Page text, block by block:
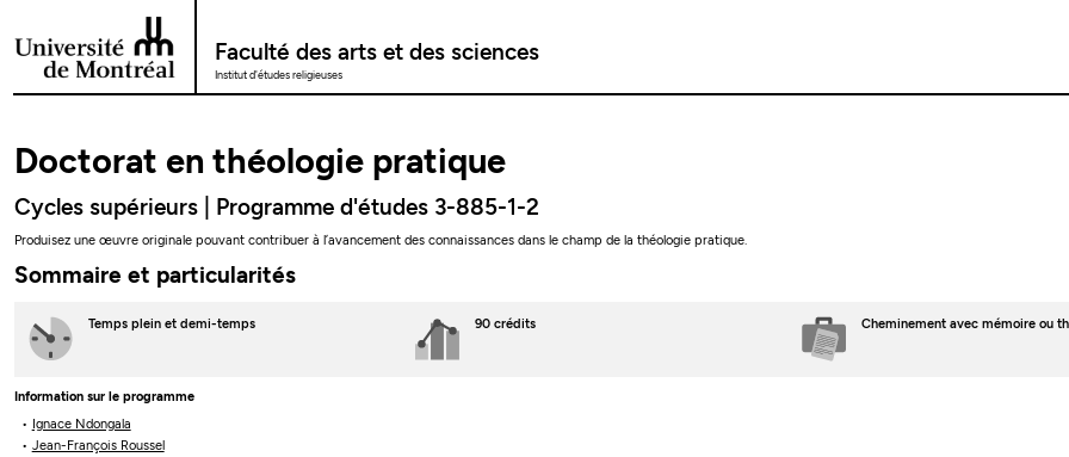
Passer au contenu
Faculté des arts et des sciences
Institut d'études religieuses
Doctorat en théologie pratique
Cycles supérieurs | Programme d'études 3-885-1-2
Produisez une œuvre originale pouvant contribuer à l’avancement des connaissances dans le champ de la théologie pratique.
Sommaire et particularités
Temps plein et demi-temps 90 crédits Cheminement avec mémoire ou
Information sur le programme
Ignace Ndongala
Jean-François Roussel